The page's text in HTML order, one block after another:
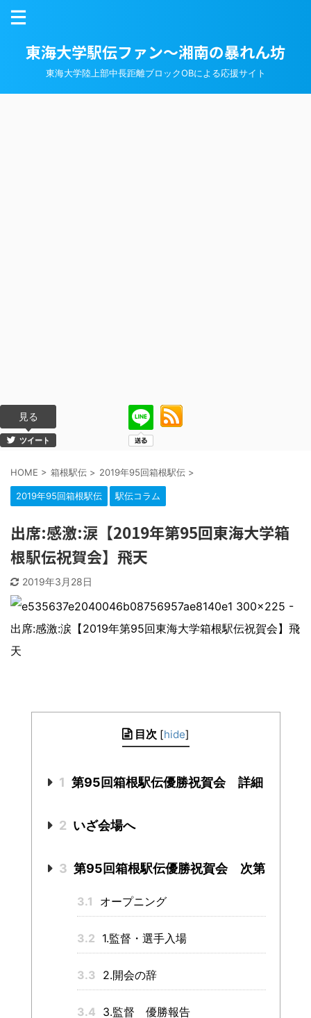
東海大学駅伝ファン～湘南の暴れん坊
東海大学陸上部中長距離ブロックOBによる応援サイト
見る
ツイート
HOME > 箱根駅伝 > 2019年95回箱根駅伝 >
2019年95回箱根駅伝 駅伝コラム
出席:感激:涙【2019年第95回東海大学箱
根駅伝祝賀会】飛天
2019年3月28日
目次 [hide]
1 第95回箱根駅伝優勝祝賀会 詳細
2 いざ会場へ
3 第95回箱根駅伝優勝祝賀会 次第
3.1 オープニング
3.2 1.監督・選手入場
3.3 2.開会の辞
3.4 3.監督 優勝報告